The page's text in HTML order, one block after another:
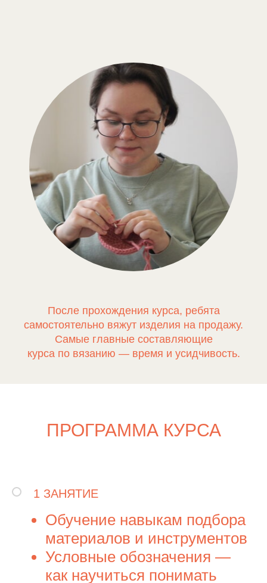
После прохождения курса, ребята
самостоятельно вяжут изделия на продажу.
Самые главные составляющие
курса по вязанию — время и усидчивость.
ПРОГРАММА КУРСА
1 ЗАНЯТИЕ
Обучение навыкам подбора
материалов и инструментов
Условные обозначения —
как научиться понимать